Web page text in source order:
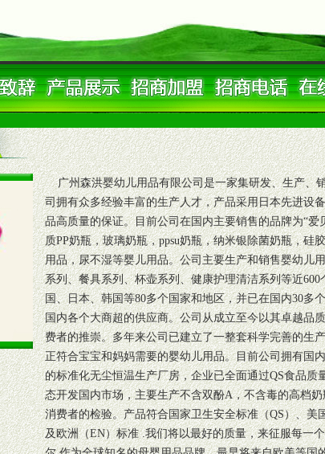
广州森洪婴幼儿用品有限公司是一家集研发、生产、
司拥有众多经验丰富的生产人才，产品采用日本先进设
品高质量的保证。目前公司在国内主要销售的品牌为“爱
质PP奶瓶，玻璃奶瓶，ppsu奶瓶，纳米银除菌奶瓶，硅
用品，尿不湿等婴儿用品。公司主要生产和销售婴幼儿
系列、餐具系列、杯壶系列、健康护理清洁系列等近
国、日本、韩国等80多个国家和地区，并已在国内30多
国内各个大商超的供应商。公司从成立至今以其卓越品
费者的推崇。多年来公司已建立了一整套科学完善的生
正符合宝宝和妈妈需要的婴幼儿用品。目前公司拥有国
的标准化无尘恒温生产厂房，企业已全面通过QS食品
态开发国内市场，主要生产不含双酚A，不含毒的高档
消费者的检验。产品符合国家卫生安全标准（QS）、美
及欧洲（EN）标准 .我们将以最好的质量，来征服每一